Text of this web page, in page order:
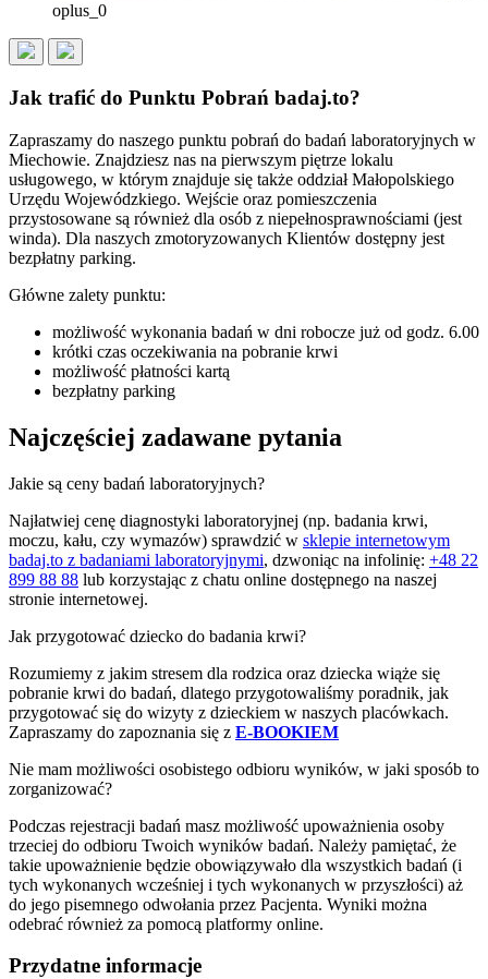
oplus_0
Jak trafić do Punktu Pobrań badaj.to?
Zapraszamy do naszego punktu pobrań do badań laboratoryjnych w
Miechowie. Znajdziesz nas na pierwszym piętrze lokalu
usługowego, w którym znajduje się także oddział Małopolskiego
Urzędu Wojewódzkiego. Wejście oraz pomieszczenia
przystosowane są również dla osób z niepełnosprawnościami (jest
winda). Dla naszych zmotoryzowanych Klientów dostępny jest
bezpłatny parking.
Główne zalety punktu:
możliwość wykonania badań w dni robocze już od godz. 6.00
krótki czas oczekiwania na pobranie krwi
możliwość płatności kartą
bezpłatny parking
Najczęściej zadawane pytania
Jakie są ceny badań laboratoryjnych?
Najłatwiej cenę diagnostyki laboratoryjnej (np. badania krwi,
moczu, kału, czy wymazów) sprawdzić w sklepie internetowym
badaj.to z badaniami laboratoryjnymi, dzwoniąc na infolinię: +48 22
899 88 88 lub korzystając z chatu online dostępnego na naszej
stronie internetowej.
Jak przygotować dziecko do badania krwi?
Rozumiemy z jakim stresem dla rodzica oraz dziecka wiąże się
pobranie krwi do badań, dlatego przygotowaliśmy poradnik, jak
przygotować się do wizyty z dzieckiem w naszych placówkach.
Zapraszamy do zapoznania się z E-BOOKIEM
Nie mam możliwości osobistego odbioru wyników, w jaki sposób to
zorganizować?
Podczas rejestracji badań masz możliwość upoważnienia osoby
trzeciej do odbioru Twoich wyników badań. Należy pamiętać, że
takie upoważnienie będzie obowiązywało dla wszystkich badań (i
tych wykonanych wcześniej i tych wykonanych w przyszłości) aż
do jego pisemnego odwołania przez Pacjenta. Wyniki można
odebrać również za pomocą platformy online.
Przydatne informacje